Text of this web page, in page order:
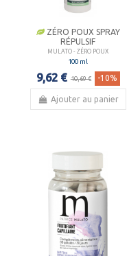
ZÉRO POUX SPRAY
RÉPULSIF
MULATO - ZÉRO POUX
100 ml
9,62 € 10,69 € -10%
Ajouter au panier